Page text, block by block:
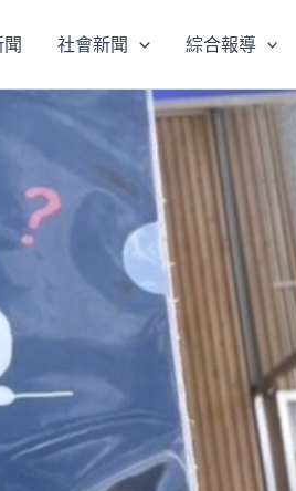
社會新聞 綜合報導